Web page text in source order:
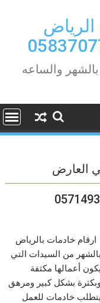
والساعه
العارض
ارقام خادمات بالرياض
بالشهر من السيدات التي
يكون أعمالها مكثفة
وبكثرة بشكل كبير ومرهق
يتطلب خادمات للعمل